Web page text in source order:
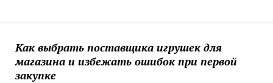
Как выбрать поставщика игрушек для
магазина и избежать ошибок при первой
закупке